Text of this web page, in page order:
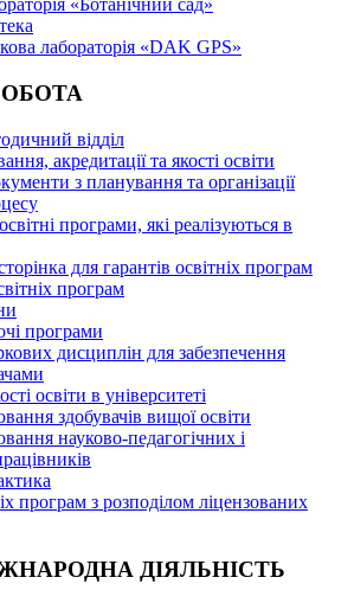
«Ботанічний сад»
лабораторія «DAK GPS»
відділ
акредитації та якості освіти
з планування та організації
програми, які реалізуються в
для гарантів освітніх програм
програм
програми
дисциплін для забезпечення
освіти в університеті
здобувачів вищої освіти
науково-педагогічних і
програм з розподілoм ліцензoваних
ДІЯЛЬНІСТЬ